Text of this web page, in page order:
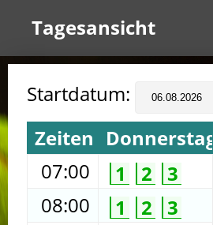
Tagesansicht
Startdatum:
Zeiten Donnerstag
07:00
1 2 3
08:00
1 2 3